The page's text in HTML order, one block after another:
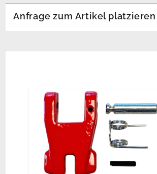
Anfrage zum Artikel platzieren